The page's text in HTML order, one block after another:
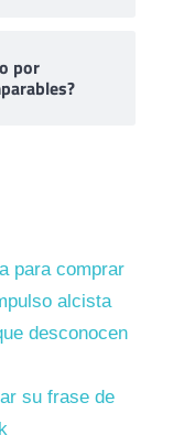
por
para comprar
alcista
desconocen
su frase de